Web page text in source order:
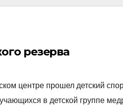
резерва
центре прошел детский
в детской группе